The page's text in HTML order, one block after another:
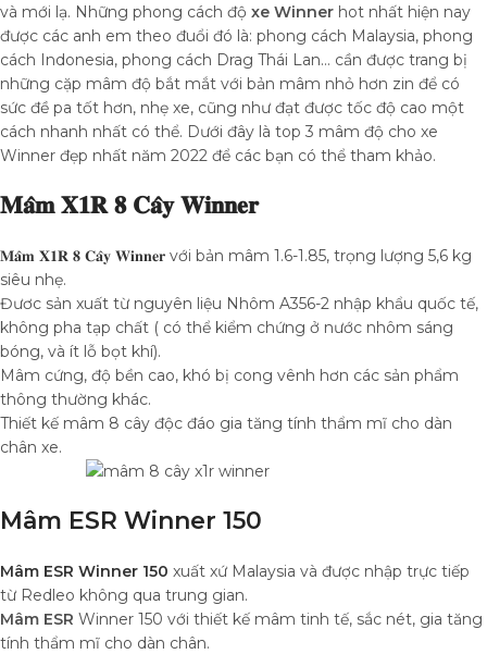
và mới lạ. Những phong cách độ xe Winner hot nhất hiện nay
được các anh em theo đuổi đó là: phong cách Malaysia, phong
cách Indonesia, phong cách Drag Thái Lan… cần được trang bị
những cặp mâm độ bắt mắt với bản mâm nhỏ hơn zin để có
sức đề pa tốt hơn, nhẹ xe, cũng như đạt được tốc độ cao một
cách nhanh nhất có thể. Dưới đây là top 3 mâm độ cho xe
Winner đẹp nhất năm 2022 để các bạn có thể tham khảo.
𝐌𝐚̂𝐦 𝐗𝟏𝐑 𝟖 𝐂𝐚̂𝐲 𝐖𝐢𝐧𝐧𝐞𝐫
𝐌𝐚̂𝐦 𝐗𝟏𝐑 𝟖 𝐂𝐚̂𝐲 𝐖𝐢𝐧𝐧𝐞𝐫 với bản mâm 1.6-1.85, trọng lượng 5,6 kg
siêu nhẹ.
Đươc sản xuất từ nguyên liệu Nhôm A356-2 nhập khẩu quốc tế,
không pha tạp chất ( có thể kiểm chứng ở nước nhôm sáng
bóng, và ít lỗ bọt khí).
Mâm cứng, độ bền cao, khó bị cong vênh hơn các sản phẩm
thông thường khác.
Thiết kế mâm 8 cây độc đáo gia tăng tính thẩm mĩ cho dàn
chân xe.
Mâm ESR Winner 150
Mâm ESR Winner 150 xuất xứ Malaysia và được nhập trực tiếp
từ Redleo không qua trung gian.
Mâm ESR Winner 150 với thiết kế mâm tinh tế, sắc nét, gia tăng
tính thẩm mĩ cho dàn chân.